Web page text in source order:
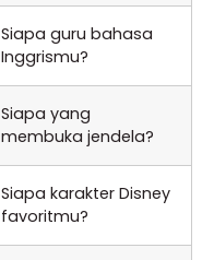
Siapa guru bahasa
Inggrismu?
Siapa yang
membuka jendela?
Siapa karakter Disney
favoritmu?